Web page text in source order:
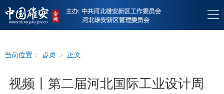
当前位置： 首页 > 正文
视频丨第二届河北国际工业设计周